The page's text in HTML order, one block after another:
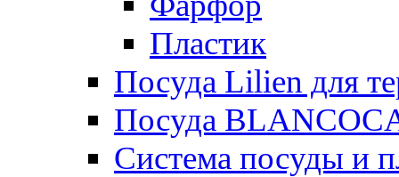
Пластик
Посуда Lilien для
Посуда
Система посуды и